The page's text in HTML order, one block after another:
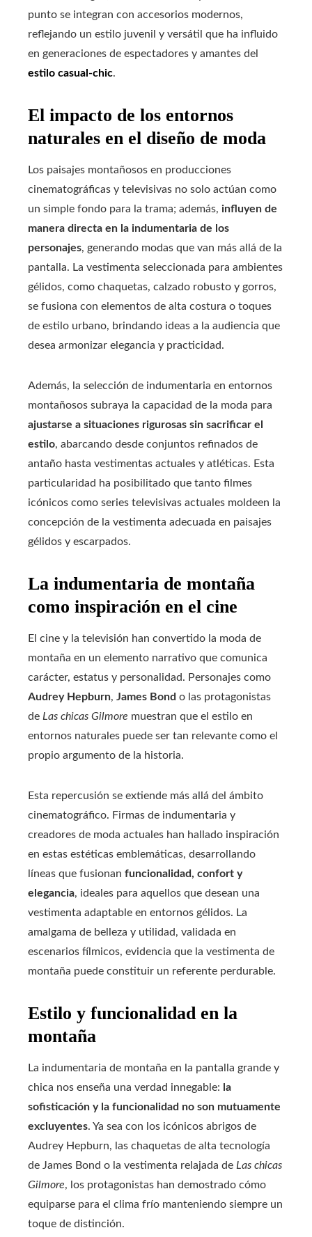
punto se integran con accesorios modernos,
reflejando un estilo juvenil y versátil que ha influido
en generaciones de espectadores y amantes del
estilo casual-chic.
El impacto de los entornos
naturales en el diseño de moda
Los paisajes montañosos en producciones
cinematográficas y televisivas no solo actúan como
un simple fondo para la trama; además, influyen de
manera directa en la indumentaria de los
personajes, generando modas que van más allá de la
pantalla. La vestimenta seleccionada para ambientes
gélidos, como chaquetas, calzado robusto y gorros,
se fusiona con elementos de alta costura o toques
de estilo urbano, brindando ideas a la audiencia que
desea armonizar elegancia y practicidad.
Además, la selección de indumentaria en entornos
montañosos subraya la capacidad de la moda para
ajustarse a situaciones rigurosas sin sacrificar el
estilo, abarcando desde conjuntos refinados de
antaño hasta vestimentas actuales y atléticas. Esta
particularidad ha posibilitado que tanto filmes
icónicos como series televisivas actuales moldeen la
concepción de la vestimenta adecuada en paisajes
gélidos y escarpados.
La indumentaria de montaña
como inspiración en el cine
El cine y la televisión han convertido la moda de
montaña en un elemento narrativo que comunica
carácter, estatus y personalidad. Personajes como
Audrey Hepburn, James Bond o las protagonistas
de Las chicas Gilmore muestran que el estilo en
entornos naturales puede ser tan relevante como el
propio argumento de la historia.
Esta repercusión se extiende más allá del ámbito
cinematográfico. Firmas de indumentaria y
creadores de moda actuales han hallado inspiración
en estas estéticas emblemáticas, desarrollando
líneas que fusionan funcionalidad, confort y
elegancia, ideales para aquellos que desean una
vestimenta adaptable en entornos gélidos. La
amalgama de belleza y utilidad, validada en
escenarios fílmicos, evidencia que la vestimenta de
montaña puede constituir un referente perdurable.
Estilo y funcionalidad en la
montaña
La indumentaria de montaña en la pantalla grande y
chica nos enseña una verdad innegable: la
sofisticación y la funcionalidad no son mutuamente
excluyentes. Ya sea con los icónicos abrigos de
Audrey Hepburn, las chaquetas de alta tecnología
de James Bond o la vestimenta relajada de Las chicas
Gilmore, los protagonistas han demostrado cómo
equiparse para el clima frío manteniendo siempre un
toque de distinción.